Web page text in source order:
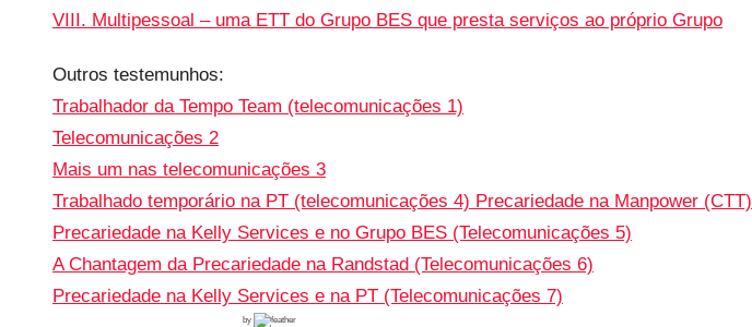
VIII. Multipessoal – uma ETT do Grupo BES que presta serviços ao próprio Grupo
Outros testemunhos:
Trabalhador da Tempo Team (telecomunicações 1)
Telecomunicações 2
Mais um nas telecomunicações 3
Trabalhado temporário na PT (telecomunicações 4) Precariedade na Manpower (CTT)
Precariedade na Kelly Services e no Grupo BES (Telecomunicações 5)
A Chantagem da Precariedade na Randstad (Telecomunicações 6)
Precariedade na Kelly Services e na PT (Telecomunicações 7)
by